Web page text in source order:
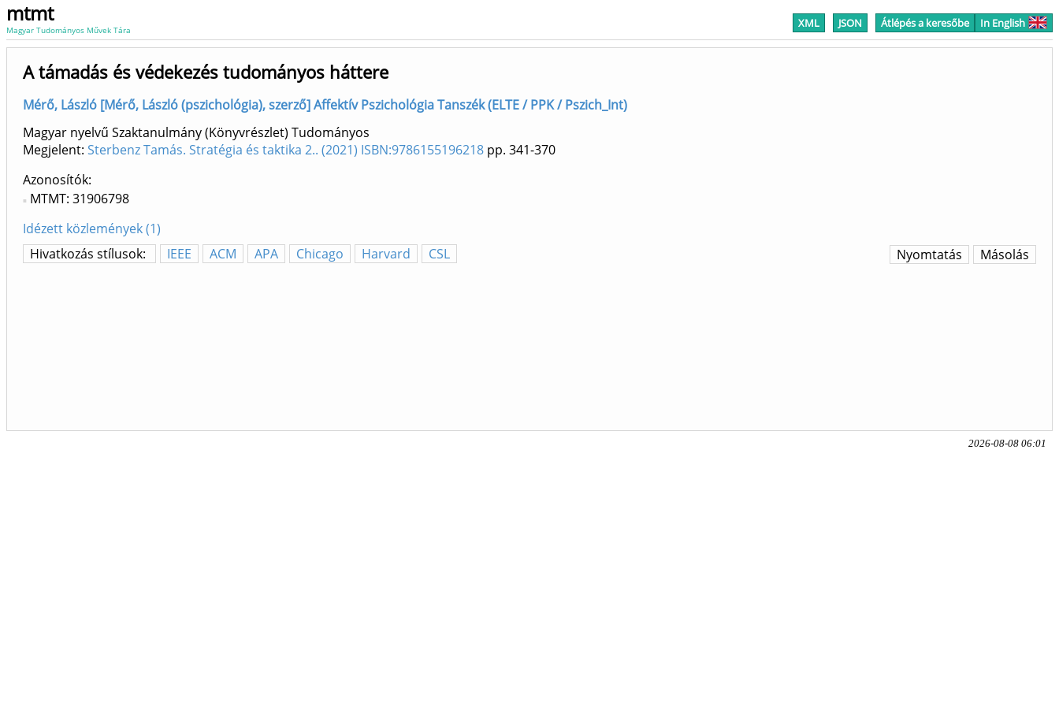
mtmt
Magyar Tudományos Művek Tára XML JSON Átlépés a keresőbe In English
A támadás és védekezés tudományos háttere
Mérő, László [Mérő, László (pszichológia), szerző] Affektív Pszichológia Tanszék (ELTE / PPK / Pszich_Int)
Magyar nyelvű Szaktanulmány (Könyvrészlet) Tudományos
Megjelent: Sterbenz Tamás. Stratégia és taktika 2.. (2021) ISBN:9786155196218 pp. 341-370
Azonosítók
MTMT: 31906798
Idézett közlemények (1)
Hivatkozás stílusok:
IEEE ACM APA Chicago Harvard CSL Másolás
Nyomtatás
2026-08-08 06:01